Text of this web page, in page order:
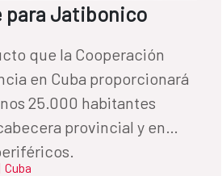
para Jatibonico
que la Cooperación
en Cuba proporcionará
25.000 habitantes
provincial y en
Cuba